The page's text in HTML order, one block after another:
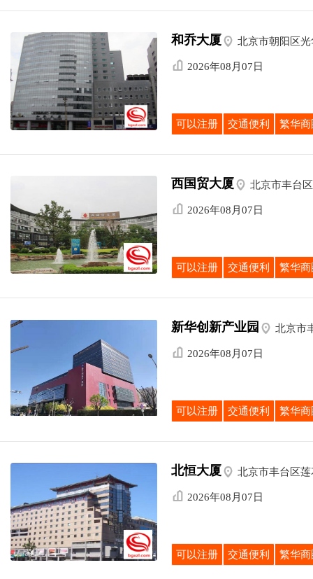
和乔大厦  北京市朝阳区
 2026年08月07日
可以注册 交通便利 繁华商
西国贸大厦  北京市丰台
 2026年08月07日
可以注册 交通便利 繁华商
新华创新产业园  北京市
 2026年08月07日
可以注册 交通便利 繁华商
北恒大厦  北京市丰台区
 2026年08月07日
可以注册 交通便利 繁华商